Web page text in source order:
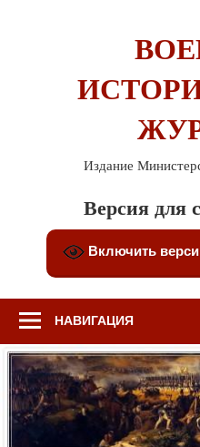
Издание
Версия для
Включить
НАВИГАЦИЯ